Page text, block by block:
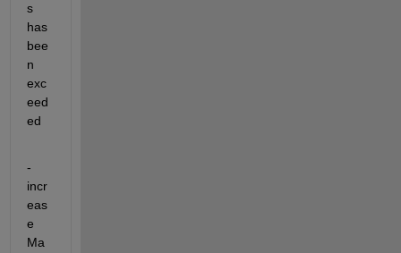
s
has
bee
n
exc
eed
ed
-
incr
eas
e
Ma